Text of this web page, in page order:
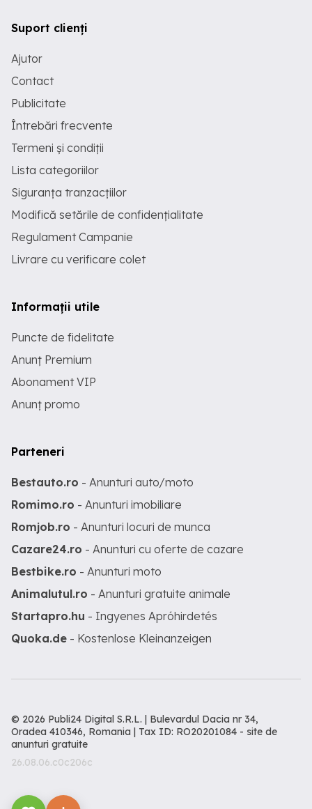
Suport clienți
Ajutor
Contact
Publicitate
Întrebări frecvente
Termeni și condiții
Lista categoriilor
Siguranța tranzacțiilor
Modifică setările de confidențialitate
Regulament Campanie
Livrare cu verificare colet
Informații utile
Puncte de fidelitate
Anunț Premium
Abonament VIP
Anunț promo
Parteneri
Bestauto.ro - Anunturi auto/moto
Romimo.ro - Anunturi imobiliare
Romjob.ro - Anunturi locuri de munca
Cazare24.ro - Anunturi cu oferte de cazare
Bestbike.ro - Anunturi moto
Animalutul.ro - Anunturi gratuite animale
Startapro.hu - Ingyenes Apróhirdetés
Quoka.de - Kostenlose Kleinanzeigen
© 2026 Publi24 Digital S.R.L. | Bulevardul Dacia nr 34,
Oradea 410346, Romania | Tax ID: RO20201084 - site de
anunturi gratuite
26.08.06.c0c206c